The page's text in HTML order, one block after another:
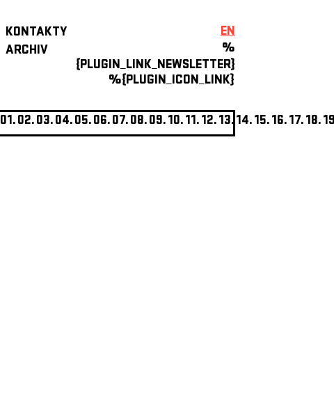
KONTAKTY
ARCHIV
EN
%
{PLUGIN_LINK_NEWSLETTER}
%{PLUGIN_ICON_LINK}
01.02.03.04.05.06.07.08.09.10.11.12.13. 14.15.16.17.18.